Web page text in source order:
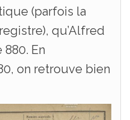
(parfois la
qu’Alfred
En
on retrouve bien